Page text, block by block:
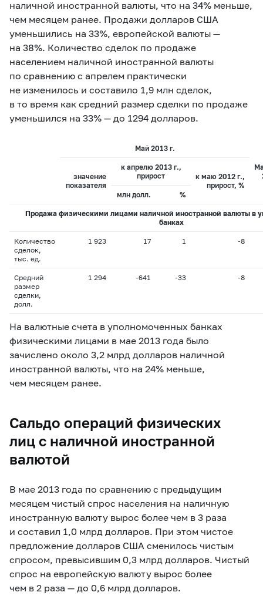
наличной иностранной валюты, что на 34% меньше,
чем месяцем ранее. Продажи долларов США
уменьшились на 33%, европейской валюты —
на 38%. Количество сделок по продаже
населением наличной иностранной валюты
по сравнению с апрелем практически
не изменилось и составило 1,9 млн сделок,
в то время как средний размер сделки по продаже
уменьшился на 33% — до 1294 долларов.
Май 2013 г.
значение
показателя
к апрелю 2013 г.,
прирост
к маю 2012 г.,
прирост, %
млн долл.
%
Продажа физическими лицами наличной иностранной валюты в
банках
Количество
сделок,
тыс. ед.
1 923 17 1 -8
Средний
размер
сделки,
долл.
1 294 -641 -33 -8
На валютные счета в уполномоченных банках
физическими лицами в мае 2013 года было
зачислено около 3,2 млрд долларов наличной
иностранной валюты, что на 24% меньше,
чем месяцем ранее.
Сальдо операций физических
лиц с наличной иностранной
валютой
В мае 2013 года по сравнению с предыдущим
месяцем чистый спрос населения на наличную
иностранную валюту вырос более чем в 3 раза
и составил 1,0 млрд долларов. При этом чистое
предложение долларов США сменилось чистым
спросом, превысившим 0,3 млрд долларов. Чистый
спрос на европейскую валюту вырос более
чем в 2 раза — до 0,6 млрд долларов.